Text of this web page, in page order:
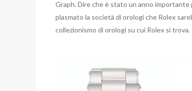
Graph. Dire che è stato un anno importante
plasmato la società di orologi che Rolex
collezionismo di orologi su cui Rolex si trova.